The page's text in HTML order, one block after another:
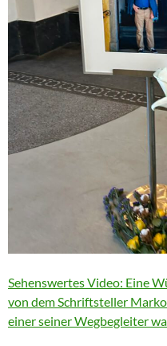
Sehenswertes Video: Eine
von dem Schriftsteller
einer seiner Wegbegleiter